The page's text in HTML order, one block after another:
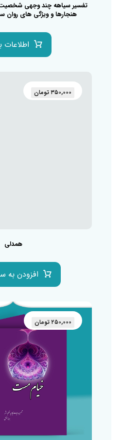
هنجارها و ویژگی های روان
اطلاعات
همدلی
۳۵۰,۰۰۰ تومان
افزودن به
۲۵۰,۰۰۰ تومان